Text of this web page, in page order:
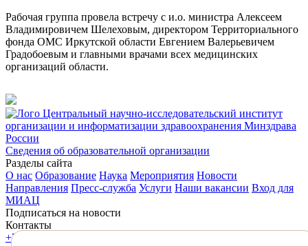
Рабочая группа провела встречу с и.о. министра Алексеем
Владимировичем Шелеховым, директором Территориального
фонда ОМС Иркутской области Евгением Валерьевичем
Градобоевым и главными врачами всех медицинских
организаций области.
Центральный научно-исследовательский институт
организации и информатизации здравоохранения Минздрава
России
Сведения об образовательной организации
Разделы сайта
О нас Образование Наука Мероприятия Новости
Направления Пресс-служба Услуги Наши вакансии Вход для
МИАЦ
Подписаться на новости
Контакты
+7 (495) 618-31-83